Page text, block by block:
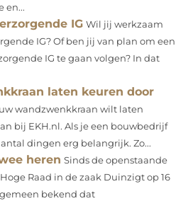
en...
IG Wil jij werkzaam
IG? Of ben jij van plan om een
IG te gaan volgen? In dat
laten keuren door
wandzwenkkraan wilt laten
bij EKH.nl. Als je een bouwbedrijf
dingen erg belangrijk. Zo...
heren Sinds de openstaande
Raad in de zaak Duinzigt op 16
bekend dat